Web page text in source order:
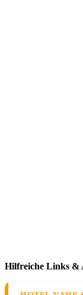
Hilfreiche Links &